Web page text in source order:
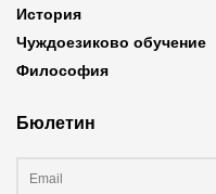
История
Чуждоезиково обучение
Философия
Бюлетин